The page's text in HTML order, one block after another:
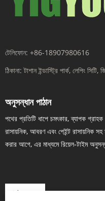
টেলিফোন: +86-18907980616
ঠিকানা: টাশান ইন্ডাস্ট্রি পার্ক, লেপিং সিটি,
অনুসন্ধান পাঠান
পথের প্রতিটি ধাপে চমৎকার, ব্যাপক গ্রাহক
রাসায়নিক, আবরণ এবং পেইন্ট রাসায়নিক
করার আগে, এর মাধ্যমে রিয়েল-টাইম
এখন তদন্ত